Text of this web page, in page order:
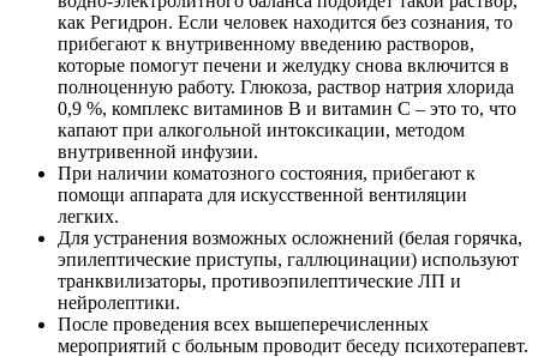
как Регидрон. Если человек находится без сознания, то
прибегают к внутривенному введению растворов,
которые помогут печени и желудку снова включится в
полноценную работу. Глюкоза, раствор натрия хлорида
0,9 %, комплекс витаминов В и витамин С – это то, что
капают при алкогольной интоксикации, методом
внутривенной инфузии.
При наличии коматозного состояния, прибегают к
помощи аппарата для искусственной вентиляции
легких.
Для устранения возможных осложнений (белая горячка,
эпилептические приступы, галлюцинации) используют
транквилизаторы, противоэпилептические ЛП и
нейролептики.
После проведения всех вышеперечисленных
мероприятий с больным проводит беседу психотерапевт.